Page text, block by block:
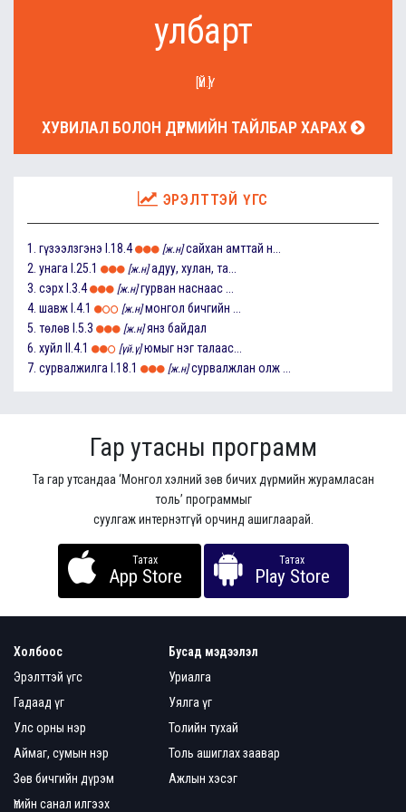
улбарт
[ҮЙ.Ү]
ХУВИЛАЛ БОЛОН ДҮРМИЙН ТАЙЛБАР ХАРАХ
ЭРЭЛТТЭЙ ҮГС
1. гүзээлзгэнэ I.18.4 [ж.н] сайхан амттай н...
2. унага I.25.1 [ж.н] адуу, хулан, та...
3. сэрх I.3.4 [ж.н] гурван наснаас ...
4. шавж I.4.1 [ж.н] монгол бичгийн ...
5. төлөв I.5.3 [ж.н] янз байдал
6. хуйл II.4.1 [үй.ү] юмыг нэг талаас...
7. сурвалжилга I.18.1 [ж.н] сурвалжлан олж ...
Гар утасны программ
Та гар утсандаа ‘Монгол хэлний зөв бичих дүрмийн журамласан
толь’ программыг
суулгаж интернэтгүй орчинд ашиглаарай.
Татах
App Store
Татах
Play Store
Холбоос
Эрэлттэй үгс
Гадаад үг
Улс орны нэр
Аймаг, сумын нэр
Зөв бичгийн дүрэм
Үгийн санал илгээх
Бусад мэдээлэл
Уриалга
Уялга үг
Толийн тухай
Толь ашиглах заавар
Ажлын хэсэг